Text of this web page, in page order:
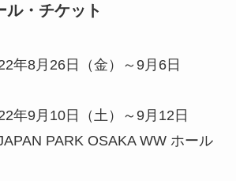
ル・チケット
年8月26日（金）～9月6日
年9月10日（土）～9月12日
PARK OSAKA WW ホール